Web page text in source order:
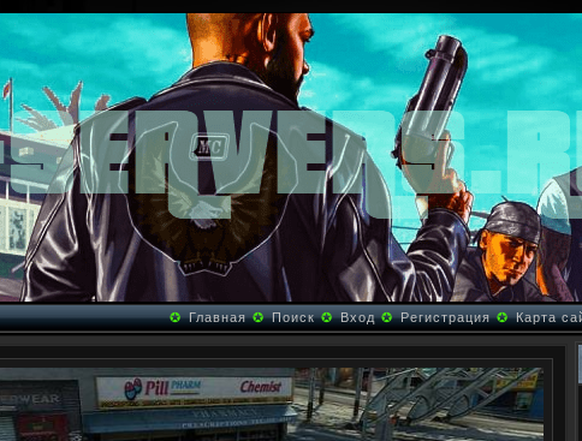
✪Главная✪Поиск✪Вход✪Регистрация✪Карта